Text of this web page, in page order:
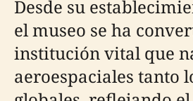
Desde su
el museo se ha
institución vital que
aeroespaciales tanto